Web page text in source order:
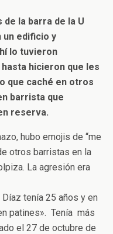
la barra de la U
un edificio y
lo tuvieron
hicieron que les
que caché en otros
barrista que
reserva.
hubo emojis de “me
otros barristas en la
La agresión era
tenía 25 años y en
patines». Tenía más
el 27 de octubre de